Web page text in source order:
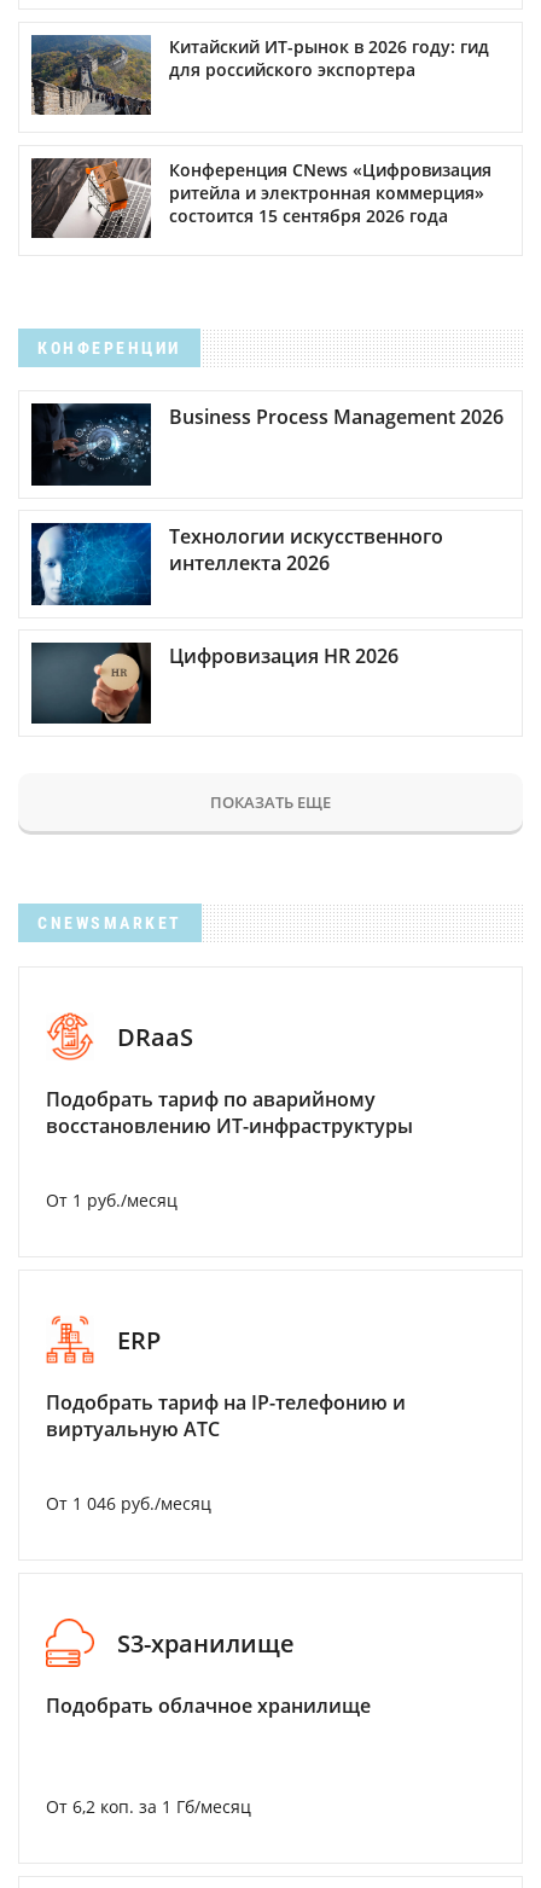
Китайский ИТ-рынок в 2026 году: гид
для российского экспортера
Конференция CNews «Цифровизация
ритейла и электронная коммерция»
состоится 15 сентября 2026 года
КОНФЕРЕНЦИИ
Business Process Management 2026
Технологии искусственного
интеллекта 2026
Цифровизация HR 2026
ПОКАЗАТЬ ЕЩЕ
CNEWSMARKET
DRaaS
Подобрать тариф по аварийному
восстановлению ИТ-инфраструктуры
От 1 руб./месяц
ERP
Подобрать тариф на IP-телефонию и
виртуальную АТС
От 1 046 руб./месяц
S3-хранилище
Подобрать облачное хранилище
От 6,2 коп. за 1 Гб/месяц